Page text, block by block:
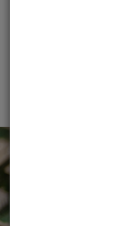
Οδηγίες
Σύστημα